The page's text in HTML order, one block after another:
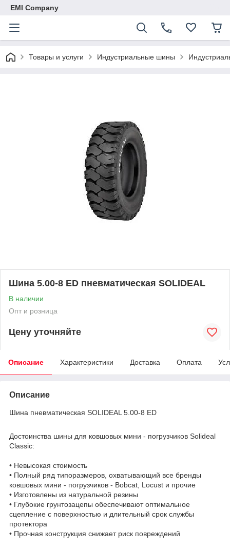
EMI Company
Товары и услуги Индустриальные шины
Шина 5.00-8 ED пневматическая SOLIDEAL
В наличии
Опт и розница
Цену уточняйте
Описание Характеристики Доставка Оплата
Описание
Шина пневматическая SOLIDEAL 5.00-8 ED
Достоинства шины для ковшовых мини - погрузчиков Solideal
Classic:
• Невысокая стоимость
• Полный ряд типоразмеров, охватывающий все бренды
ковшовых мини - погрузчиков - Bobcat, Locust и прочие
• Изготовлены из натуральной резины
• Глубокие грунтозацепы обеспечивают оптимальное
сцепление с поверхностью и длительный срок службы
протектора
• Прочная конструкция снижает риск повреждений